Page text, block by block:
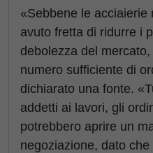
«Sebbene le acciaierie
avuto fretta di ridurre i
debolezza del
numero sufficiente di
dichiarato una fonte.
addetti ai lavori, gli
potrebbero aprire un
negoziazione, dato